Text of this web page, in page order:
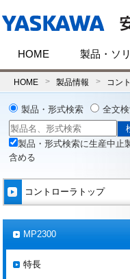
HOME 製品・ソ
HOME 製品情報 コン
製品・形式検索 全文
製品・形式検索に生産中止
含める
コントローラトップ
MP2300
特長